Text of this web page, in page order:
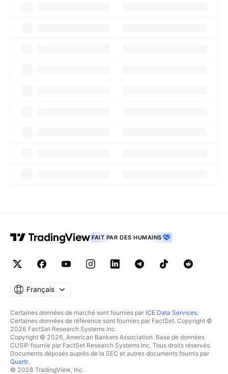
FAIT PAR DES HUMAINS
Français
Certaines données de marché sont fournies par ICE Data Services.
Certaines données de référence sont fournies par FactSet. Copyright ©
2026 FactSet Research Systems Inc.
Copyright © 2026, American Bankers Association. Base de données
CUSIP fournie par FactSet Research Systems Inc. Tous droits réservés.
Documents déposés auprès de la SEC et autres documents fournis par
Quartr.
© 2026 TradingView, Inc.